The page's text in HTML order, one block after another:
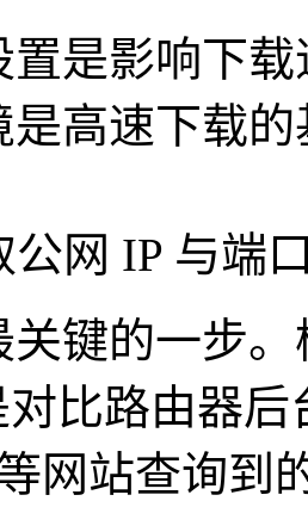
影响下载
是高速下载
网 IP 与端
的一步。
比路由器
网站查询到